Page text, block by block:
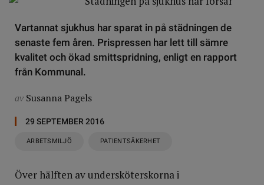
Vartannat sjukhus har sparat in på städningen de
senaste fem åren. Prispressen har lett till sämre
kvalitet och ökad smittspridning, enligt en rapport
från Kommunal.
av Susanna Pagels
29 SEPTEMBER 2016
ARBETSMILJÖ PATIENTSÄKERHET
Över hälften av undersköterskorna i